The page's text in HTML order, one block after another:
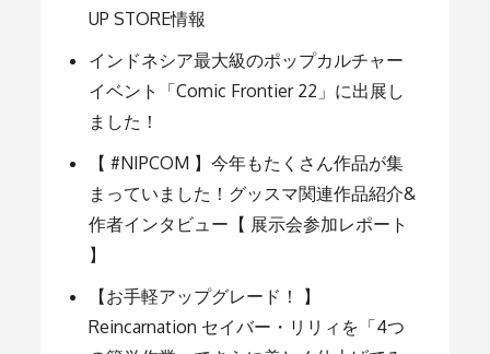
シ
ョ
ン
UP STORE情報
インドネシア最大級のポップカルチャー
イベント「Comic Frontier 22」に出展し
ました！
【 #NIPCOM 】今年もたくさん作品が集
まっていました！グッスマ関連作品紹介&
作者インタビュー【 展示会参加レポート
】
【お手軽アップグレード！ 】
Reincarnation セイバー・リリィを「4つ